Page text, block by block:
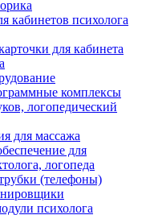
кабинетов психолога
для кабинета
комплексы
логопедический
для массажа
для
логопеда
(телефоны)
психолога